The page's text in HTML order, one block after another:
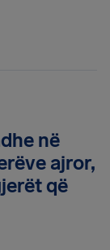
në
ajror,
që